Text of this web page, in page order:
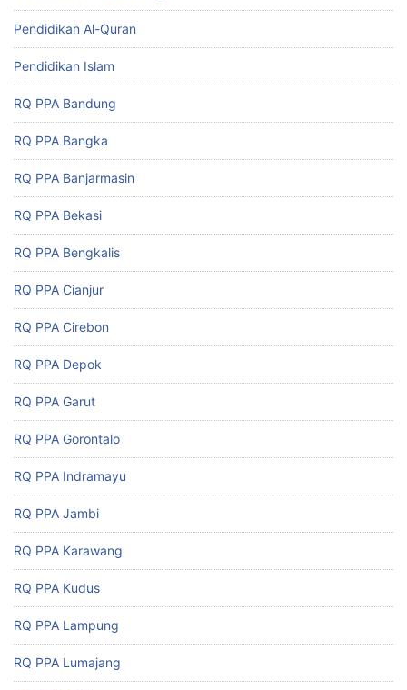
Pendidikan Al-Quran
Pendidikan Islam
RQ PPA Bandung
RQ PPA Bangka
RQ PPA Banjarmasin
RQ PPA Bekasi
RQ PPA Bengkalis
RQ PPA Cianjur
RQ PPA Cirebon
RQ PPA Depok
RQ PPA Garut
RQ PPA Gorontalo
RQ PPA Indramayu
RQ PPA Jambi
RQ PPA Karawang
RQ PPA Kudus
RQ PPA Lampung
RQ PPA Lumajang